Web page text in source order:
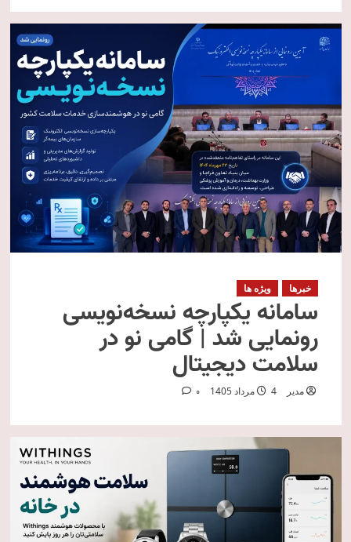
خبرها ویژه ها
سامانه یکپارچه نسخه‌نویسی
رونمایی شد | گامی نو در
سلامت دیجیتال
مدیر 4 مرداد 1405 0